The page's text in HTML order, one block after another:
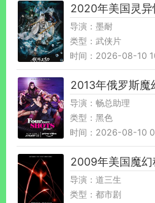
2020年美国灵
导演：墨耐
类型：武侠片
时间：2026-08-10
2013年俄罗斯魔
导演：畅总助理
类型：黑色
时间：2026-08-10
2009年美国魔
导演：道三生
类型：都市剧